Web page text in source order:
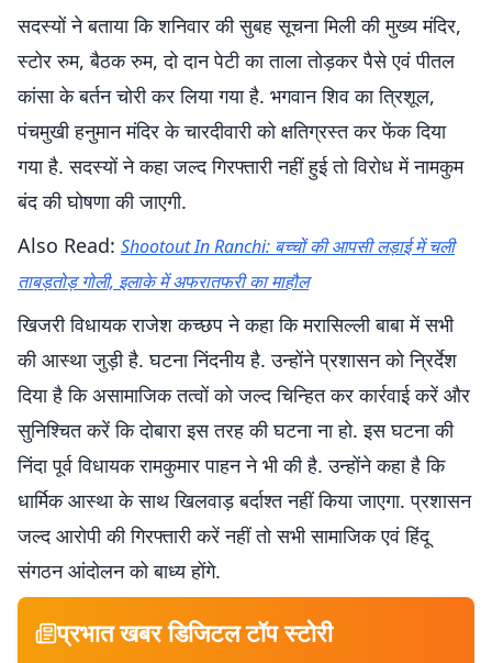
सदस्यों ने बताया कि शनिवार की सुबह सूचना मिली की मुख्य मंदिर,
स्टोर रुम, बैठक रुम, दो दान पेटी का ताला तोड़कर पैसे एवं पीतल
कांसा के बर्तन चोरी कर लिया गया है. भगवान शिव का त्रिशूल,
पंचमुखी हनुमान मंदिर के चारदीवारी को क्षतिग्रस्त कर फेंक दिया
गया है. सदस्यों ने कहा जल्द गिरफ्तारी नहीं हुई तो विरोध में नामकुम
बंद की घोषणा की जाएगी.
Also Read: Shootout In Ranchi: बच्चों की आपसी लड़ाई में चली
ताबड़तोड़ गोली, इलाके में अफरातफरी का माहौल
खिजरी विधायक राजेश कच्छप ने कहा कि मरासिल्ली बाबा में सभी
की आस्था जुड़ी है. घटना निंदनीय है. उन्होंने प्रशासन को न्रिर्देश
दिया है कि असामाजिक तत्वों को जल्द चिन्हित कर कार्रवाई करें और
सुनिश्चित करें कि दोबारा इस तरह की घटना ना हो. इस घटना की
निंदा पूर्व विधायक रामकुमार पाहन ने भी की है. उन्होंने कहा है कि
धार्मिक आस्था के साथ खिलवाड़ बर्दाश्त नहीं किया जाएगा. प्रशासन
जल्द आरोपी की गिरफ्तारी करें नहीं तो सभी सामाजिक एवं हिंदू
संगठन आंदोलन को बाध्य होंगे.
प्रभात खबर डिजिटल टॉप स्टोरी